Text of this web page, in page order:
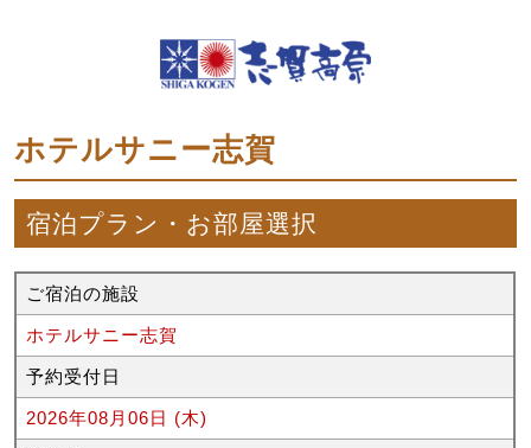
ホテルサニー志賀
宿泊プラン・お部屋選択
ご宿泊の施設
ホテルサニー志賀
予約受付日
2026年08月06日 (木)